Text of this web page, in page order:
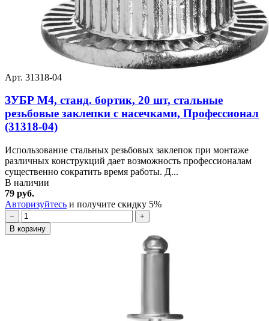
Арт. 31318-04
ЗУБР М4, станд. бортик, 20 шт, стальные
резьбовые заклепки с насечками, Профессионал
(31318-04)
Использование стальных резьбовых заклепок при монтаже
различных конструкций дает возможность профессионалам
существенно сократить время работы. Д...
В наличии
79 руб.
Авторизуйтесь и получите скидку 5%
−
+
В корзину